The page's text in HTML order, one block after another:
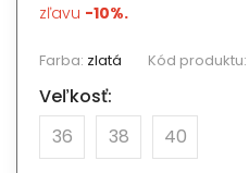
zľavu -10%.
Farba: zlatá Kód produktu:
Veľkosť:
36
38 40